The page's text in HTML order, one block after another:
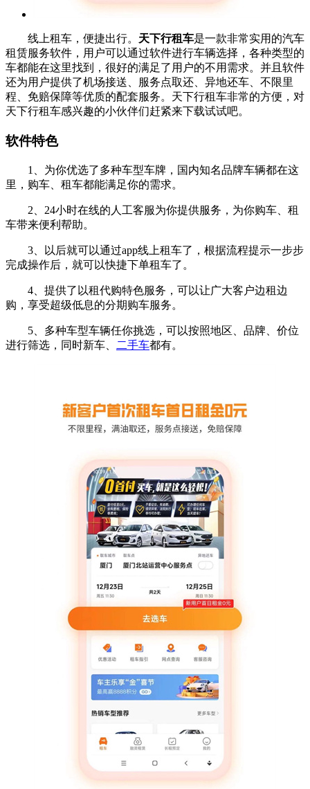
线上租车，便捷出行。 天下行租车是一款非常实用的汽车
租赁服务软件，用户可以通过软件进行车辆选择，各种类型的
车都能在这里找到，很好的满足了用户的不用需求。并且软件
还为用户提供了机场接送、服务点取还、异地还车、不限里
程、免赔保障等优质的配套服务。天下行租车非常的方便，对
天下行租车感兴趣的小伙伴们赶紧来下载试试吧。
软件特色
1、为你优选了多种车型车牌，国内知名品牌车辆都在这
里，购车、租车都能满足你的需求。
2、24小时在线的人工客服为你提供服务，为你购车、租
车带来便利帮助。
3、以后就可以通过app线上租车了，根据流程提示一步步
完成操作后，就可以快捷下单租车了。
4、提供了以租代购特色服务，可以让广大客户边租边
购，享受超级低息的分期购车服务。
5、多种车型车辆任你挑选，可以按照地区、品牌、价位
进行筛选，同时新车、
二手车都有。